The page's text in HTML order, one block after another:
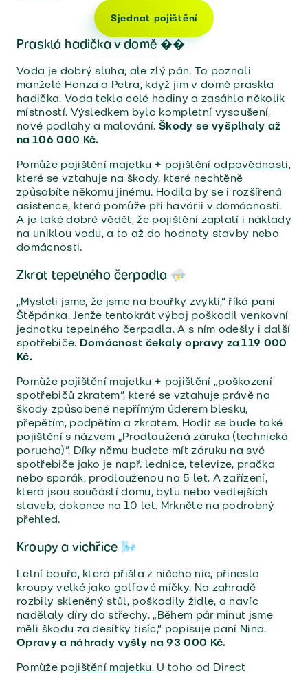
Sjednat pojištění
Prasklá hadička v domě ��
Voda je dobrý sluha, ale zlý pán. To poznali
manželé Honza a Petra, když jim v domě praskla
hadička. Voda tekla celé hodiny a zasáhla několik
místností. Výsledkem bylo kompletní vysoušení,
nové podlahy a malování.Škody se vyšplhaly až
na 106 000 Kč.
Pomůže pojištění majetku + pojištění odpovědnosti,
které se vztahuje na škody, které nechtěně
způsobíte někomu jinému. Hodila by se i rozšířená
asistence, která pomůže při havárii v domácnosti.
A je také dobré vědět, že pojištění zaplatí i náklady
na uniklou vodu, a to až do hodnoty stavby nebo
domácnosti.
Zkrat tepelného čerpadla ⛈️
„Mysleli jsme, že jsme na bouřky zvyklí,“ říká paní
Štěpánka. Jenže tentokrát výboj poškodil venkovní
jednotku tepelného čerpadla. A s ním odešly i další
spotřebiče. Domácnost čekaly opravy za 119 000
Kč.
Pomůže pojištění majetku + pojištění „poškození
spotřebičů zkratem“, které se vztahuje právě na
škody způsobené nepřímým úderem blesku,
přepětím, podpětím a zkratem. Hodit se bude také
pojištění s názvem „Prodloužená záruka (technická
porucha)“. Díky němu budete mít záruku na své
spotřebiče jako je např. lednice, televize, pračka
nebo sporák, prodlouženou na 5 let. A zařízení,
která jsou součástí domu, bytu nebo vedlejších
staveb, dokonce na 10 let. Mrkněte na podrobný
přehled.
Kroupy a vichřice 🌬
Letní bouře, která přišla z ničeho nic, přinesla
kroupy velké jako golfové míčky. Na zahradě
rozbily skleněný stůl, poškodily židle, a navíc
nadělaly díry do střechy. „Během pár minut jsme
měli škodu za desítky tisíc,“ popisuje paní Nina.
Opravy a náhrady vyšly na 93 000 Kč.
Pomůže pojištění majetku. U toho od Direct